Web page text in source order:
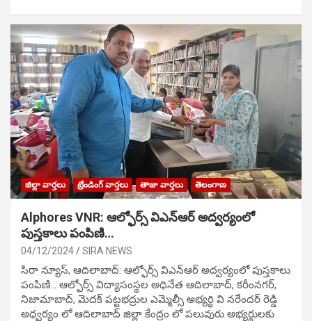
జిల్లా వార్తలు ట్రేండింగ్ వార్తలు తాజా వార్తలు తెలంగాణ
Alphores VNR: ఆల్ఫోర్స్ విఎన్ఆర్ అద్వర్యంలో
పుస్తకాలు పంపిణి…
04/12/2024 SIRA NEWS
సిరా న్యూస్, ఆదిలాబాద్: ఆల్ఫోర్స్ విఎన్ఆర్ అద్వర్యంలో పుస్తకాలు
పంపిణి… ఆల్ఫోర్స్ విద్యాసంస్థల అధినేత ఆదిలాబాద్, కరీంనగర్,
నిజామాబాద్, మెదక్ పట్టభద్రుల ఎమ్మెల్సీ అభ్యర్థి వి నరేందర్ రెడ్డి
అధ్వర్యం లో ఆదిలాబాద్ జిల్లా కేంద్రం లో పలువురు అభ్యర్థులకు